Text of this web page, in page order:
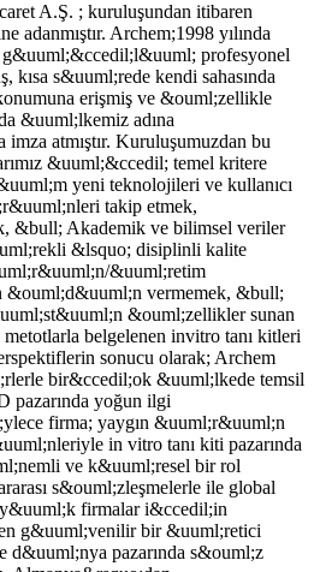
A.Ş. ; kuruluşundan itibaren
adanmıştır. Archem;1998 yılında
profesyonel
kısa s&uuml;rede kendi sahasında
erişmiş ve &ouml;zellikle
&uuml;lkemiz adına
atmıştır. Kuruluşumuzdan bu
&uuml;&ccedil; temel kritere
yeni teknolojileri ve kullanıcı
takip etmek,
&bull; Akademik ve bilimsel veriler
&lsquo; disiplinli kalite
&uuml;retim
&ouml;d&uuml;n vermemek, &bull;
&ouml;zellikler sunan
belgelenen invitro tanı kitleri
sonucu olarak; Archem
bir&ccedil;ok &uuml;lkede temsil
pazarında yoğun ilgi
firma; yaygın &uuml;r&uuml;n
in vitro tanı kiti pazarında
ve k&uuml;resel bir rol
s&ouml;zleşmelerle ile global
firmalar i&ccedil;in
g&uuml;venilir bir &uuml;retici
pazarında s&ouml;z